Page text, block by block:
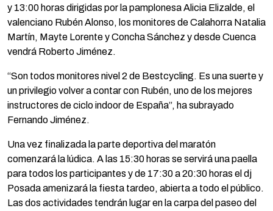
y 13:00 horas dirigidas por la pamplonesa Alicia Elizalde, el
valenciano Rubén Alonso, los monitores de Calahorra Natalia
Martín, Mayte Lorente y Concha Sánchez y desde Cuenca
vendrá Roberto Jiménez.
“Son todos monitores nivel 2 de Bestcycling. Es una suerte y
un privilegio volver a contar con Rubén, uno de los mejores
instructores de ciclo indoor de España”, ha subrayado
Fernando Jiménez.
Una vez finalizada la parte deportiva del maratón
comenzará la lúdica. A las 15:30 horas se servirá una paella
para todos los participantes y de 17:30 a 20:30 horas el dj
Posada amenizará la fiesta tardeo, abierta a todo el público.
Las dos actividades tendrán lugar en la carpa del paseo del